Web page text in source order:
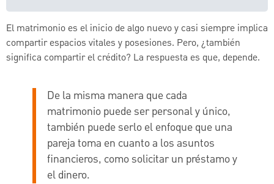
El matrimonio es el inicio de algo nuevo y casi siempre implica
compartir espacios vitales y posesiones. Pero, ¿también
significa compartir el crédito? La respuesta es que, depende.
De la misma manera que cada
matrimonio puede ser personal y único,
también puede serlo el enfoque que una
pareja toma en cuanto a los asuntos
financieros, como solicitar un préstamo y
el dinero.